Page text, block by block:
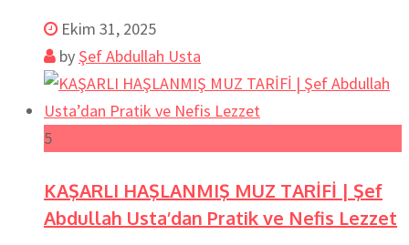
Ekim 31, 2025
by Şef Abdullah Usta
5
KAŞARLI HAŞLANMIŞ MUZ TARİFİ | Şef
Abdullah Usta’dan Pratik ve Nefis Lezzet